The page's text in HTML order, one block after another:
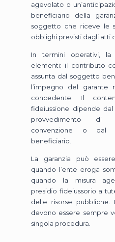
agevolato o
beneficiario della
soggetto che riceve le
obblighi previsti dagli atti
In termini operativi,
elementi: il contributo
assunta dal soggetto
l’impegno del garante
concedente. Il
fideiussione dipende dal
provvedimento di
convenzione o dal
beneficiario.
La garanzia può
quando l’ente eroga
quando la misura
presidio fideiussorio a
delle risorse pubbliche.
devono essere sempre
singola procedura.